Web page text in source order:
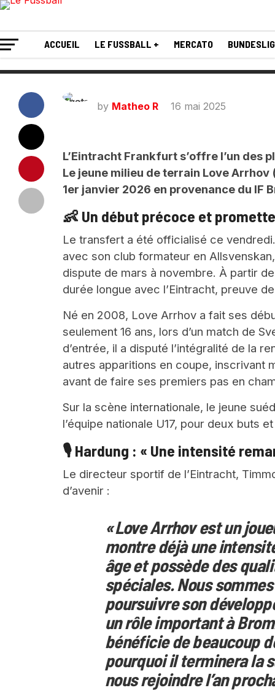
ACCUEIL LE FUSSBALL + MERCATO
l’Eintracht
by Matheo R 16 mai 2025
L’Eintracht Frankfurt s’offre l’un des
Le jeune milieu de terrain Love
1er janvier 2026 en provenance du IF
👶 Un début précoce et
Le transfert a été officialisé ce
avec son club formateur en
dispute de mars à novembre. À partir
durée longue avec l’Eintracht, preuve
Né en 2008, Love Arrhov a fait ses
seulement 16 ans, lors d’un match de
d’entrée, il a disputé l’intégralité de la
autres apparitions en coupe, inscrivant
avant de faire ses premiers pas en
Sur la scène internationale, le jeune
l’équipe nationale U17, pour deux buts
🎙️ Hardung : « Une intensité
Le directeur sportif de l’Eintracht,
d’avenir :
« Love Arrhov est un
montre déjà une
âge et possède des
spéciales. Nous
poursuivre son
un rôle important à
bénéficie de beaucoup
pourquoi il terminera la
nous rejoindre l’an